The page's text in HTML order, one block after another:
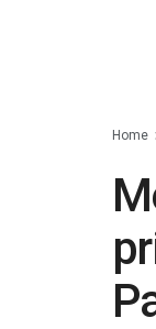
Home